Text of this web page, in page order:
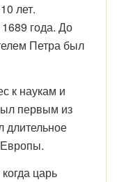
лет.
года. До
Петра был
к наукам и
первым из
длительное
царь